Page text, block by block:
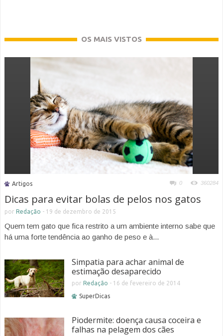
OS MAIS VISTOS
Artigos 0 360284
Dicas para evitar bolas de pelos nos gatos
por Redação - 19 de dezembro de 2015
Quem tem gato que fica restrito a um ambiente interno sabe que
há uma forte tendência ao ganho de peso e à...
Simpatia para achar animal de
estimação desaparecido
por Redação - 16 de fevereiro de 2014
SuperDicas
Piodermite: doença causa coceira e
falhas na pelagem dos cães